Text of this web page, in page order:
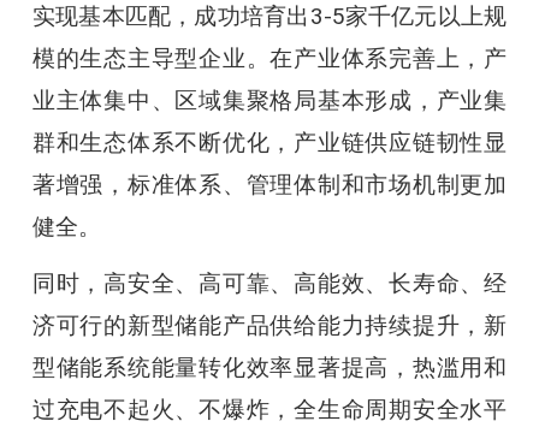
实现基本匹配，成功培育出3-5家千亿元以上规
模的生态主导型企业。在产业体系完善上，产
业主体集中、区域集聚格局基本形成，产业集
群和生态体系不断优化，产业链供应链韧性显
著增强，标准体系、管理体制和市场机制更加
健全。
同时，高安全、高可靠、高能效、长寿命、经
济可行的新型储能产品供给能力持续提升，新
型储能系统能量转化效率显著提高，热滥用和
过充电不起火、不爆炸，全生命周期安全水平